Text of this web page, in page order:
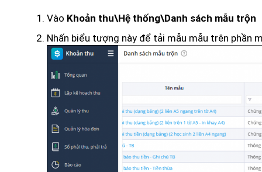
Vào Khoản thu\Hệ thống\Danh sách mẫu trộn
Nhấn biểu tượng này để tải mẫu mẫu trên phần